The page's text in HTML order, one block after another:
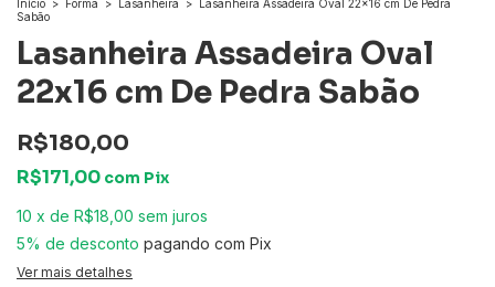
Início > Forma > Lasanheira > Lasanheira Assadeira Oval 22x16 cm De Pedra
Sabão
Lasanheira Assadeira Oval
22x16 cm De Pedra Sabão
R$180,00
R$171,00 com Pix
10 x de R$18,00 sem juros
5% de desconto pagando com Pix
Ver mais detalhes